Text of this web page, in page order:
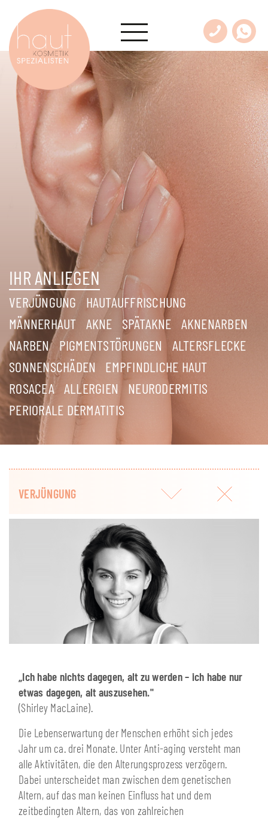
IHR ANLIEGEN
VERJÜNGUNG
HAUTAUFFRISCHUNG
MÄNNERHAUT AKNE SPÄTAKNE AKNENARBEN
NARBEN PIGMENTSTÖRUNGEN
ALTERSFLECKE
SONNENSCHÄDEN
EMPFINDLICHE HAUT
ROSACEA ALLERGIEN
NEURODERMITIS
PERIORALE DERMATITIS
VERJÜNGUNG
„Ich habe nichts dagegen, alt zu werden – ich habe nur
etwas dagegen, alt auszusehen."
(Shirley MacLaine).
Die Lebenserwartung der Menschen erhöht sich jedes
Jahr um ca. drei Monate. Unter Anti-aging versteht man
alle Aktivitäten, die den Alterungsprozess verzögern.
Dabei unterscheidet man zwischen dem genetischen
Altern, auf das man keinen Einfluss hat und dem
zeitbedingten Altern, das von zahlreichen